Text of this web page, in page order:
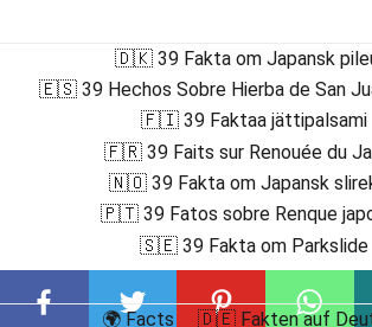
🇩🇰 39 Fakta om Japansk
🇪🇸 39 Hechos Sobre Hierba de San
🇫🇮 39 Faktaa jättipalsami
🇫🇷 39 Faits sur Renouée du
🇳🇴 39 Fakta om Japansk
🇵🇹 39 Fatos sobre Renque
🇸🇪 39 Fakta om Parkslide
🌍 Facts 🇩🇪 Fakten auf